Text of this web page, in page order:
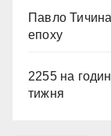
Павло
епоху
2255 на
тижня